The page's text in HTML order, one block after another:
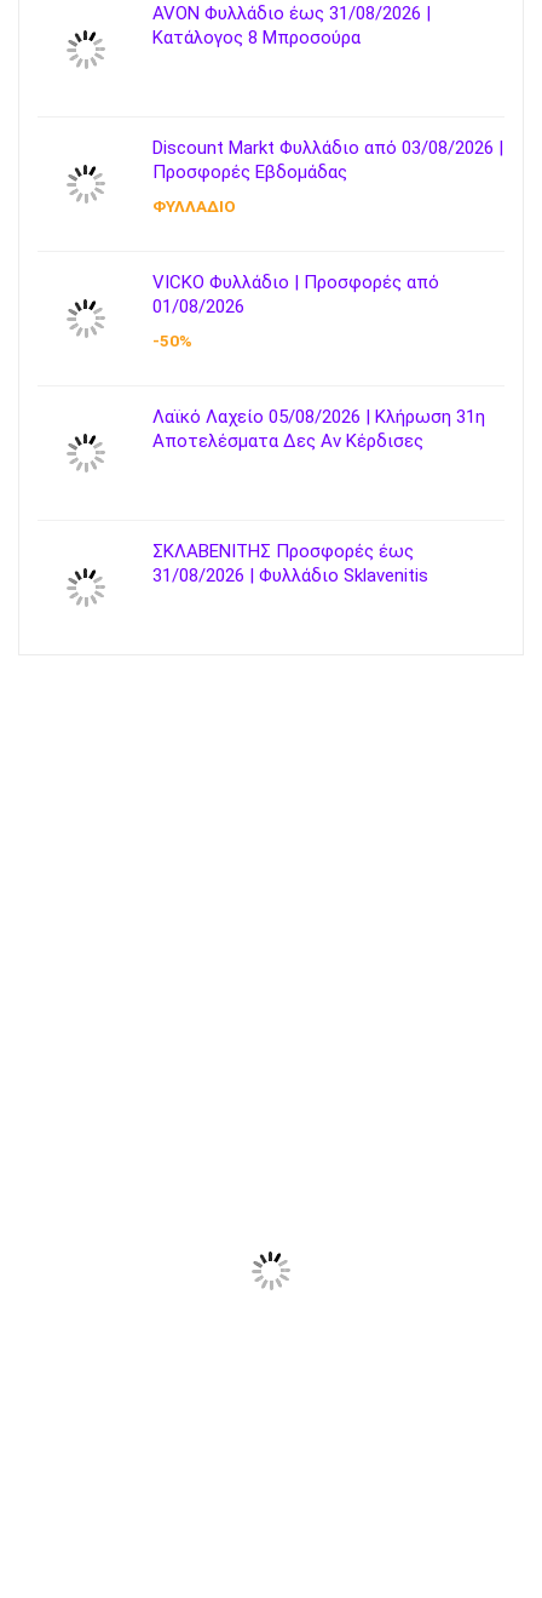
AVON Φυλλάδιο έως 31/08/2026 |
Κατάλογος 8 Μπροσούρα
Discount Markt Φυλλάδιο από 03/08/2026 |
Προσφορές Εβδομάδας
ΦΥΛΛΑΔΙΟ
VICKO Φυλλάδιο | Προσφορές από
01/08/2026
-50%
Λαϊκό Λαχείο 05/08/2026 | Κλήρωση 31η
Αποτελέσματα Δες Αν Κέρδισες
ΣΚΛΑΒΕΝΙΤΗΣ Προσφορές έως
31/08/2026 | Φυλλάδιο Sklavenitis